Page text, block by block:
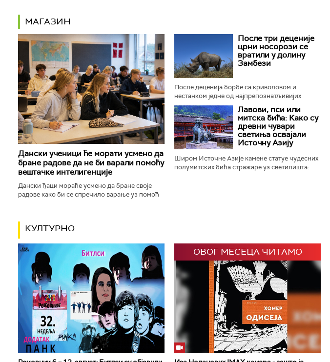
МАГАЗИН
Дански ученици ће морати усмено да
бране радове да не би варали помоћу
вештачке интелигенције
Дански ђаци мораће усмено да бране своје
радове како би се спречило варање уз помоћ
После три деценије
црни носорози се
вратили у долину
Замбези
После деценија борбе са криволовом и
нестанком једне од најпрепознатљивијих
афричких животиња, црни носорози поново
корачају долином Замбези. Њихов повратак...
Лавови, пси или
митска бића: Како су
древни чувари
светиња освајали
Источну Азију
Широм Источне Азије камене статуе чудесних
полумитских бића стражаре уз светилишта:
КУЛТУРНО
ОВОГ МЕСЕЦА ЧИТАМО